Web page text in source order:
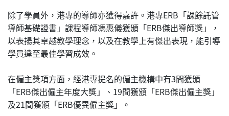
除了學員外，港專的導師亦獲得嘉許。港專ERB「課餘託管
導師基礎證書」課程導師馮惠儀獲頒「ERB傑出導師獎」，
以表揚其卓越教學理念，以及在教學上有傑出表現，能引導
學員達至最佳學習成效。
在僱主獎項方面，經港專提名的僱主機構中有3間獲頒
「ERB傑出僱主年度大獎」、19間獲頒「ERB傑出僱主獎」
及21間獲頒「ERB優異僱主獎」。